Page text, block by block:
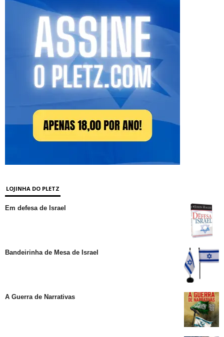
LOJINHA DO PLETZ
Em defesa de Israel
Bandeirinha de Mesa de Israel
A Guerra de Narrativas